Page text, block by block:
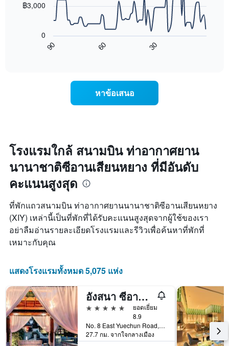
แกน
ดง
เฉลี่ย
ของ
ห้อง
วัน
ที่
เข้า
พัก
มี
แกน
X
1
แกน
วัน
การ
เข้า
พัก
แผนภูมิ
มี
แกน
90 60 30
0
฿3,000
หาข้อเสนอ
โรงแรมใกล้ สนามบิน ท่าอากาศยาน
นานาชาติซีอานเสียนหยาง ที่มีอันดับ
คะแนนสูงสุด
ที่พักแถวสนามบิน ท่าอากาศยานนานาชาติซีอานเสียนหยาง
(XIY) เหล่านี้เป็นที่พักที่ได้รับคะแนนสูงสุดจากผู้ใช้ของเรา
อย่าลืมอ่านรายละเอียดโรงแรมและรีวิวเพื่อค้นหาที่พักที่
เหมาะกับคุณ
แสดงโรงแรมทั้งหมด 5,075 แห่ง
อังสนา ซีอาน หลินตง
5 ดาว
ยอดเยี่ยม
8.9
No. 8 East Yuechun Road, ซีอาน, จีน
27.7 กม. จากใจกลางเมือง